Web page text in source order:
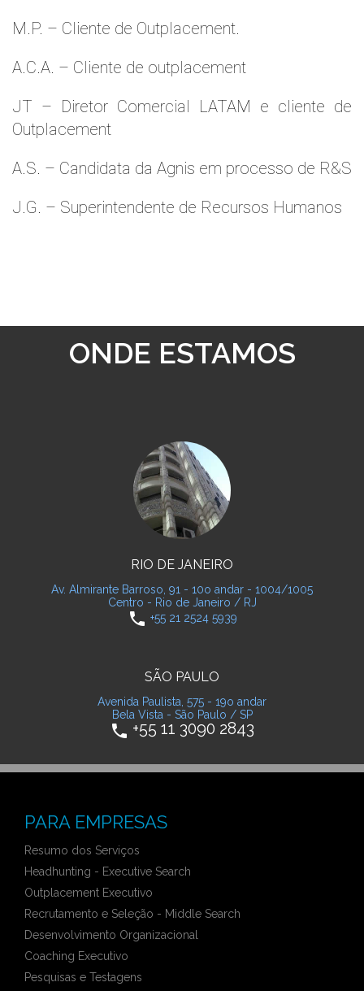
M.P. – Cliente de Outplacement.
A.C.A. – Cliente de outplacement
JT – Diretor Comercial LATAM e cliente de
Outplacement
A.S. – Candidata da Agnis em processo de R&S
J.G. – Superintendente de Recursos Humanos
ONDE ESTAMOS
RIO DE JANEIRO
Av. Almirante Barroso, 91 - 10o andar - 1004/1005
Centro - Rio de Janeiro / RJ
phone +55 21 2524 5939
SÃO PAULO
Avenida Paulista, 575 - 19o andar
Bela Vista - São Paulo / SP
phone +55 11 3090 2843
PARA EMPRESAS
Resumo dos Serviços
Headhunting - Executive Search
Outplacement Executivo
Recrutamento e Seleção - Middle Search
Desenvolvimento Organizacional
Coaching Executivo
Pesquisas e Testagens